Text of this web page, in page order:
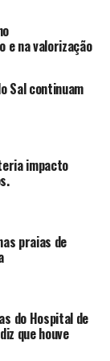
e na valorização
Sal continuam
impacto
praias de
do Hospital de
que houve